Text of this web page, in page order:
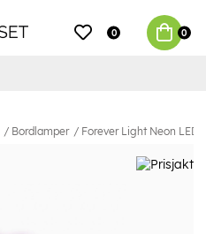
0 0
Bordlamper Forever Light Neon